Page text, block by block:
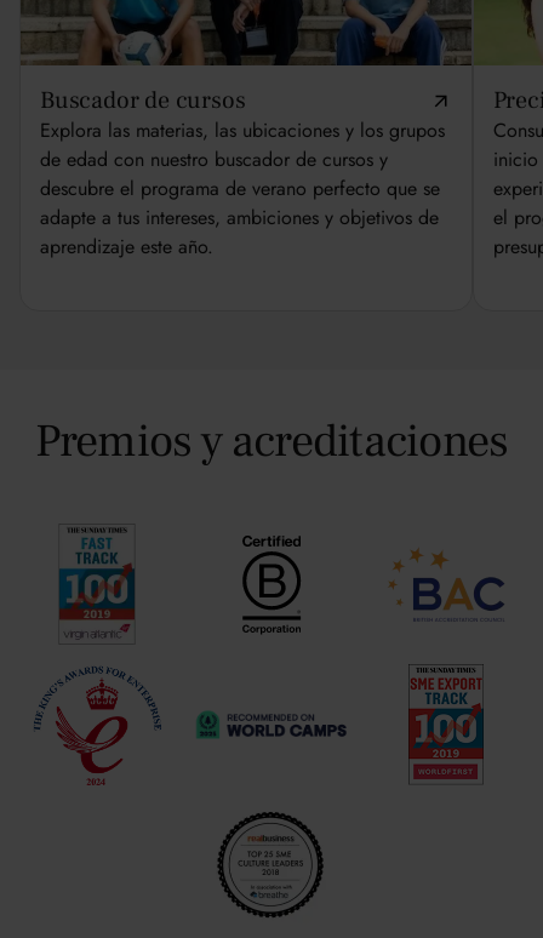
Buscador de cursos
Explora las materias, las ubicaciones y los grupos
de edad con nuestro buscador de cursos y
descubre el programa de verano perfecto que se
adapte a tus intereses, ambiciones y objetivos de
aprendizaje este año.
el
Premios y acreditaciones